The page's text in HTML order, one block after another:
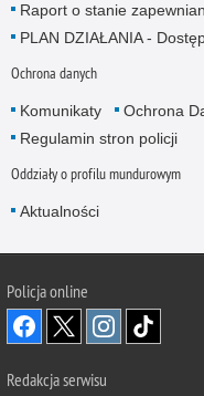
Raport o stanie
PLAN DZIAŁANIA -
Ochrona danych
Komunikaty
Ochrona
Regulamin stron policji
Oddziały o profilu mundurowym
Aktualności
Policja online
Redakcja serwisu